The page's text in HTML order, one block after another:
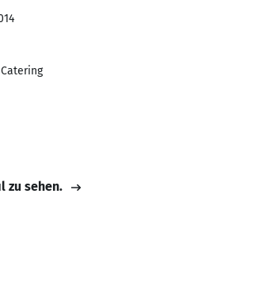
zu sehen.